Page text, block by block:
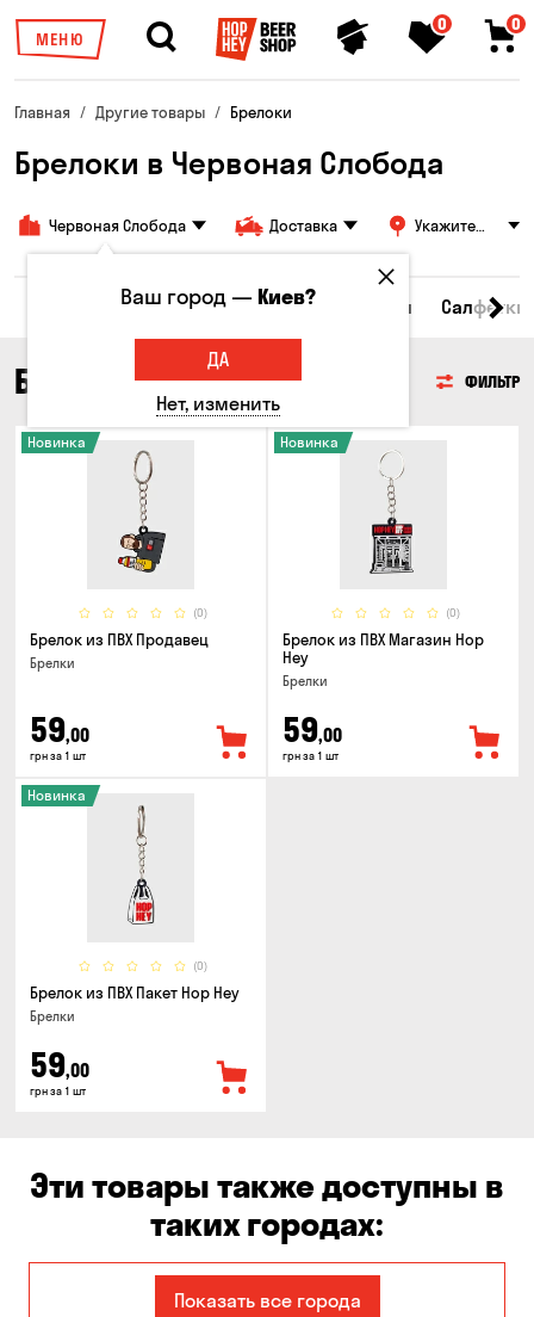
МЕНЮ
0 0
Главная Другие товары Брелоки
Брелоки в Червоная Слобода
Червоная Слобода Доставка
Укажите
Бокалы и кружки Брелоки Стикеры Салфетки
БРЕЛОКИ ФИЛЬТР
(0)
Новинка
Брелок из ПВХ Продавец
Брелки
59,00
грн за 1 шт
(0)
Новинка
Брелок из ПВХ Магазин Hop
Hey
Брелки
59,00
грн за 1 шт
(0)
Новинка
Брелок из ПВХ Пакет Hop Hey
Брелки
59,00
грн за 1 шт
Эти товары также доступны в
таких городах:
АвангардПоказать все города
Ваш город —Киев?
ДА
Нет, изменить